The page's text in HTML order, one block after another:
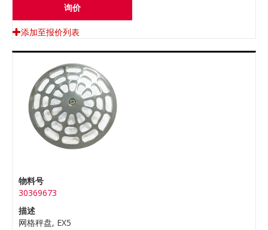
询价
添加至报价列表
物料号
30369673
描述
网格秤盘, EX5